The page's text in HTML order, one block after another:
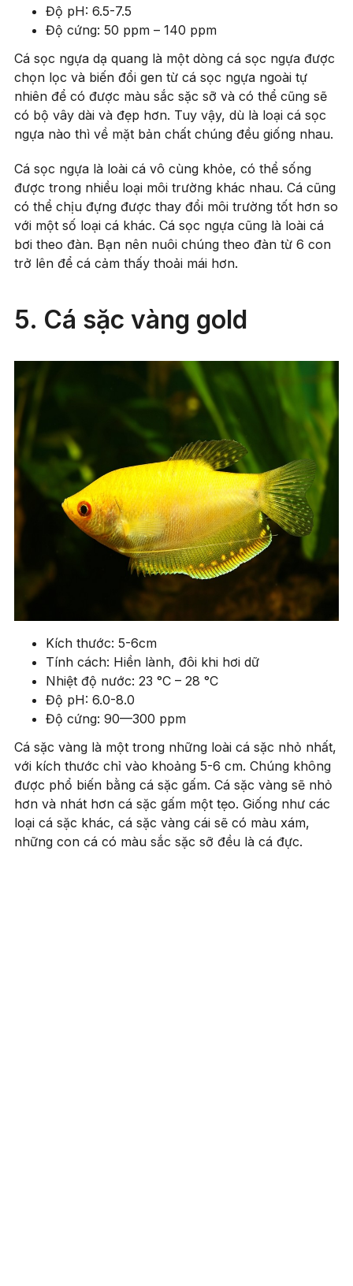
Độ pH: 6.5-7.5
Độ cứng: 50 ppm – 140 ppm
Cá sọc ngựa dạ quang là một dòng cá sọc ngựa được
chọn lọc và biến đổi gen từ cá sọc ngựa ngoài tự
nhiên để có được màu sắc sặc sỡ và có thể cũng sẽ
có bộ vây dài và đẹp hơn. Tuy vậy, dù là loại cá sọc
ngựa nào thì về mặt bản chất chúng đều giống nhau.
Cá sọc ngựa là loài cá vô cùng khỏe, có thể sống
được trong nhiều loại môi trường khác nhau. Cá cũng
có thể chịu đựng được thay đổi môi trường tốt hơn so
với một số loại cá khác. Cá sọc ngựa cũng là loài cá
bơi theo đàn. Bạn nên nuôi chúng theo đàn từ 6 con
trở lên để cá cảm thấy thoải mái hơn.
5. Cá sặc vàng gold
Kích thước: 5-6cm
Tính cách: Hiền lành, đôi khi hơi dữ
Nhiệt độ nước: 23 °C – 28 °C
Độ pH: 6.0-8.0
Độ cứng: 90—300 ppm
Cá sặc vàng là một trong những loài cá sặc nhỏ nhất,
với kích thước chỉ vào khoảng 5-6 cm. Chúng không
được phổ biến bằng cá sặc gấm. Cá sặc vàng sẽ nhỏ
hơn và nhát hơn cá sặc gấm một tẹo. Giống như các
loại cá sặc khác, cá sặc vàng cái sẽ có màu xám,
những con cá có màu sắc sặc sỡ đều là cá đực.